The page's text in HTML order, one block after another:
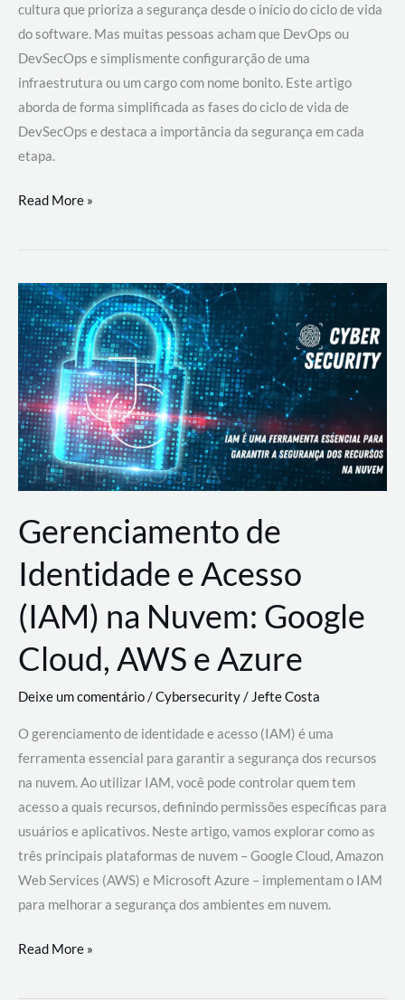
cultura que prioriza a segurança desde o início do ciclo de vida
do software. Mas muitas pessoas acham que DevOps ou
DevSecOps e simplismente configurarção de uma
infraestrutura ou um cargo com nome bonito. Este artigo
aborda de forma simplificada as fases do ciclo de vida de
DevSecOps e destaca a importância da segurança em cada
etapa.
DevSecOps
Prática:
Desenvolvimento,
Segurança
e
Operações
Read More »
Gerenciamento de
Identidade e Acesso
(IAM) na Nuvem: Google
Cloud, AWS e Azure
Deixe um comentário/Cybersecurity/ Jefte Costa
O gerenciamento de identidade e acesso (IAM) é uma
ferramenta essencial para garantir a segurança dos recursos
na nuvem. Ao utilizar IAM, você pode controlar quem tem
acesso a quais recursos, definindo permissões específicas para
usuários e aplicativos. Neste artigo, vamos explorar como as
três principais plataformas de nuvem – Google Cloud, Amazon
Web Services (AWS) e Microsoft Azure – implementam o IAM
para melhorar a segurança dos ambientes em nuvem.
Gerenciamento
Read More »